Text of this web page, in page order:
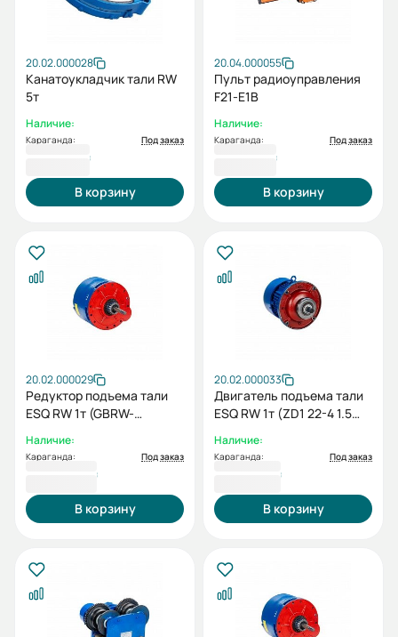
20.02.000028
Канатоукладчик тали RW
5т
Наличие:
Караганда: Под заказ
В корзину
20.04.000055
Пульт радиоуправления
F21-E1B
Наличие:
Караганда: Под заказ
В корзину
20.02.000029
Редуктор подъема тали
ESQ RW 1т (GBRW-
Наличие:
Караганда: Под заказ
В корзину
20.02.000033
Двигатель подъема тали
ESQ RW 1т (ZD1 22-4 1.5
Наличие:
Караганда: Под заказ
В корзину